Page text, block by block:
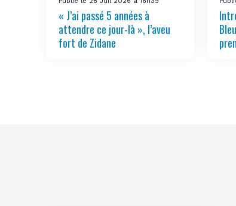
« J’ai passé 5 années à
attendre ce jour-là », l’aveu
fort de Zidane